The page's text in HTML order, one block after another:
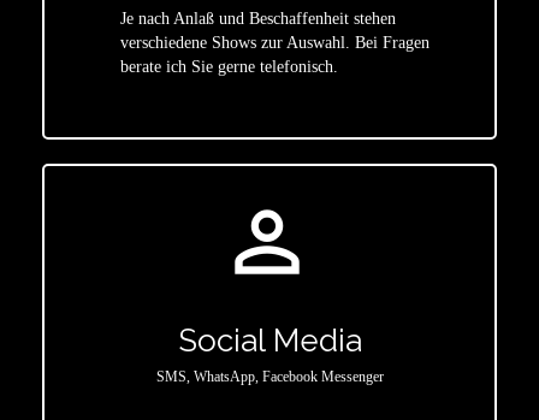
Je nach Anlaß und Beschaffenheit stehen
verschiedene Shows zur Auswahl. Bei Fragen
berate ich Sie gerne telefonisch.
person_outline
Social Media
SMS, WhatsApp, Facebook Messenger